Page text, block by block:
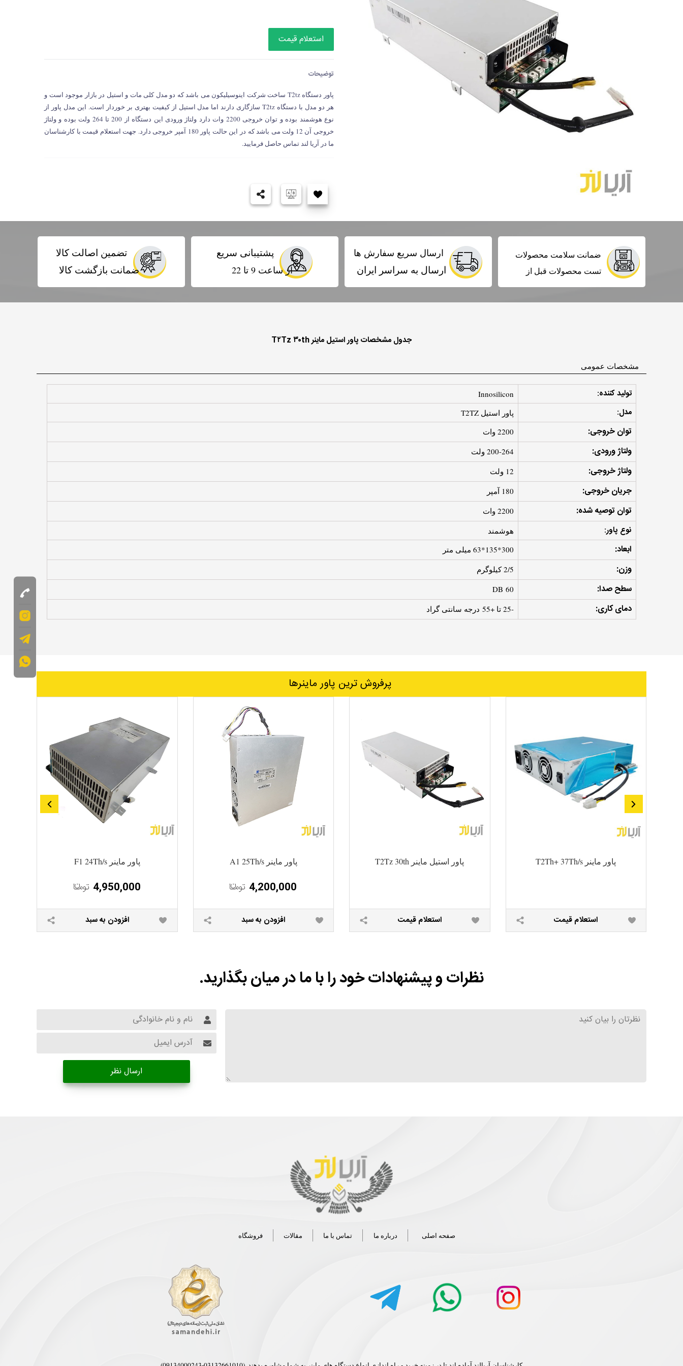
استعلام قیمت
توضیحات
پاور دستگاه T2tz ساخت شرکت اینوسیلیکون می باشد که دو مدل کلی مات و استیل در بازار موجود است و
هر دو مدل با دستگاه T2tz سازگاری دارند اما مدل استیل از کیفیت بهتری بر خوردار است. این مدل پاور از
نوع هوشمند بوده و توان خروجی 2200 وات دارد ولتاژ ورودی این دستگاه از 200 تا 264 ولت بوده و ولتاژ
خروجی آن 12 ولت می باشد که در این حالت پاور 180 آمپر خروجی دارد. جهت استعلام قیمت با کارشناسان
ما در آریا لند تماس حاصل فرمایید.
ضمانت سلامت محصولات
تست محصولات قبل از
ارسال
ارسال سریع سفارش ها
ارسال به سراسر ایران
پشتیبانی سریع
از ساعت 9 تا 22
تضمین اصالت کالا
ضمانت بازگشت کالا
جدول مشخصات پاور استیل ماینر T۲Tz ۳۰th
مشخصات عمومی
تولید کننده: Innosilicon
مدل: پاور استیل T2TZ
توان خروجی: 2200 وات
ولتاژ ورودی: 200-264 ولت
ولتاژ خروجی: 12 ولت
جریان خروجی: 180 آمپر
توان توصیه شده: 2200 وات
نوع پاور: هوشمند
ابعاد: 300*135*63 میلی متر
وزن: 2/5 کیلوگرم
سطح صدا: 60 DB
دمای کاری: -25 تا +55 درجه سانتی گراد
پرفروش ترین پاور ماینرها
پاور ماینر T2Th+ 37Th/s
استعلام قیمت
پاور استیل ماینر T2Tz 30th
استعلام قیمت
پاور ماینر A1 25Th/s
4,200,000
افزودن به سبد
پاور ماینر F1 24Th/s
4,950,000
افزودن به سبد
نظرات و پیشنهادات خود را با ما در میان بگذارید.
ارسال نظر
صفحه اصلی درباره ما تماس با ما مقالات فروشگاه